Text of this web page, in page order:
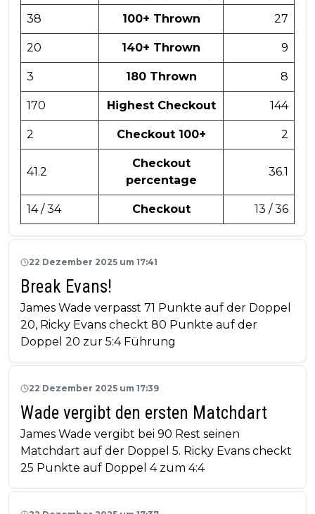
38 100+ Thrown 27
20 140+ Thrown 9
3 180 Thrown 8
170 Highest Checkout 144
2 Checkout 100+ 2
41.2
Checkout
percentage
36.1
14 / 34 Checkout 13 / 36
22 Dezember 2025 um 17:41
Break Evans!
James Wade verpasst 71 Punkte auf der Doppel
20, Ricky Evans checkt 80 Punkte auf der
Doppel 20 zur 5:4 Führung
22 Dezember 2025 um 17:39
Wade vergibt den ersten Matchdart
James Wade vergibt bei 90 Rest seinen
Matchdart auf der Doppel 5. Ricky Evans checkt
25 Punkte auf Doppel 4 zum 4:4